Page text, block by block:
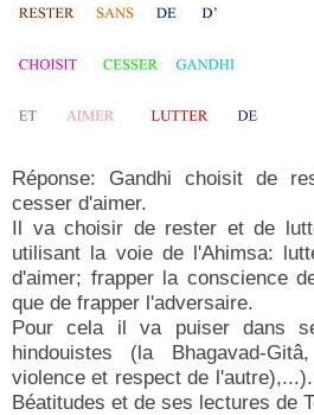
Réponse: Gandhi choisit de
cesser d'aimer.
Il va choisir de rester et de
utilisant la voie de l'Ahimsa:
d'aimer; frapper la conscience
que de frapper l'adversaire.
Pour cela il va puiser dans
hindouistes (la Bhagavad-
violence et respect de
Béatitudes et de ses lectures de